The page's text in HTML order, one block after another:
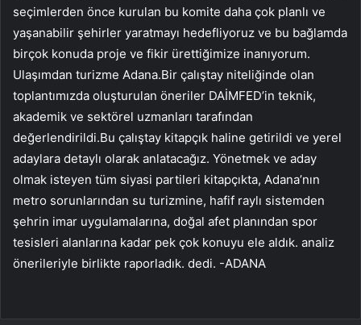
seçimlerden önce kurulan bu komite daha çok planlı ve
yaşanabilir şehirler yaratmayı hedefliyoruz ve bu bağlamda
birçok konuda proje ve fikir ürettiğimize inanıyorum.
Ulaşımdan turizme Adana.Bir çalıştay niteliğinde olan
toplantımızda oluşturulan öneriler DAİMFED’in teknik,
akademik ve sektörel uzmanları tarafından
değerlendirildi.Bu çalıştay kitapçık haline getirildi ve yerel
adaylara detaylı olarak anlatacağız. Yönetmek ve aday
olmak isteyen tüm siyasi partileri kitapçıkta, Adana’nın
metro sorunlarından su turizmine, hafif raylı sistemden
şehrin imar uygulamalarına, doğal afet planından spor
tesisleri alanlarına kadar pek çok konuyu ele aldık. analiz
önerileriyle birlikte raporladık. dedi. -ADANA